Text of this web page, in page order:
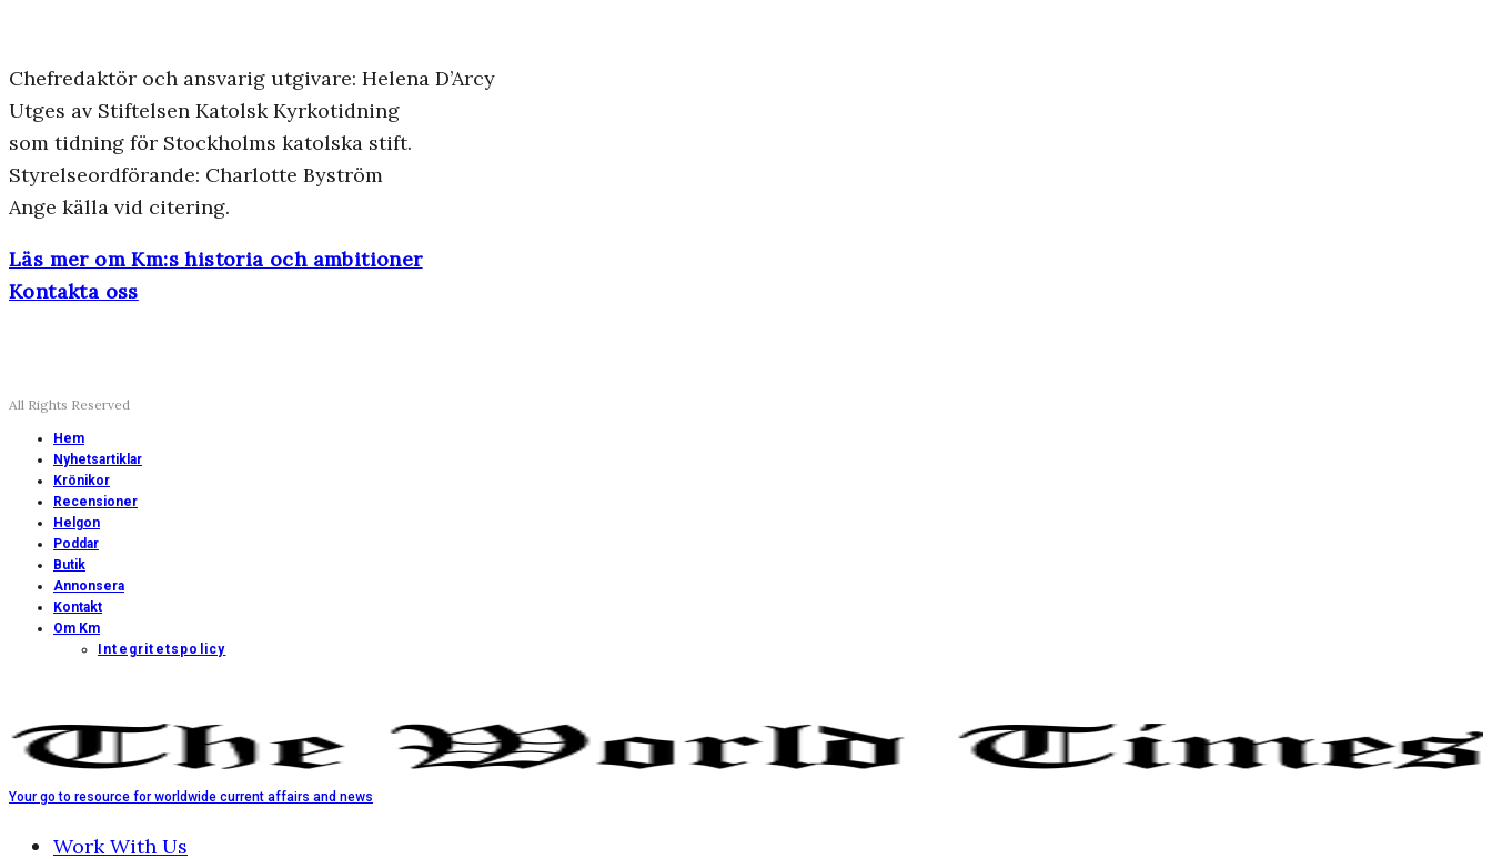
Chefredaktör och ansvarig utgivare: Helena D’Arcy
Utges av Stiftelsen Katolsk Kyrkotidning
som tidning för Stockholms katolska stift.
Styrelseordförande: Charlotte Byström
Ange källa vid citering.
Läs mer om Km:s historia och ambitioner
Kontakta oss
All Rights Reserved
Hem
Nyhetsartiklar
Krönikor
Recensioner
Helgon
Poddar
Butik
Annonsera
Kontakt
Om Km
Integritetspolicy
Your go to resource for worldwide current affairs and news
Work With Us